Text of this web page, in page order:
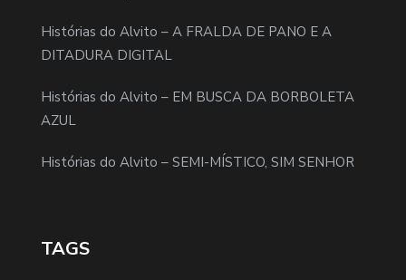
Histórias do Alvito – A FRALDA DE PANO E A
DITADURA DIGITAL
Histórias do Alvito – EM BUSCA DA BORBOLETA
AZUL
Histórias do Alvito – SEMI-MÍSTICO, SIM SENHOR
TAGS